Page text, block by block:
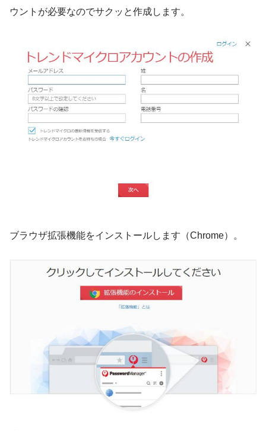
ウントが必要なのでサクッと作成します。
ブラウザ拡張機能をインストールします（Chrome）。